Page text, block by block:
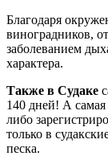
Благодаря
виноградников,
заболеванием
характера.
Также в Судаке
140 дней! А самая
либо
только в
песка.